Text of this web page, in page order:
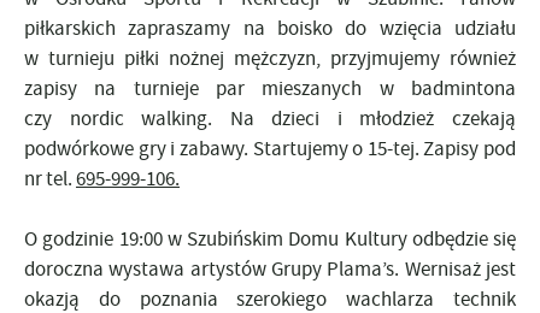
piłkarskich zapraszamy na boisko do wzięcia udziału
w turnieju piłki nożnej mężczyzn, przyjmujemy również
zapisy na turnieje par mieszanych w badmintona
czy nordic walking. Na dzieci i młodzież czekają
podwórkowe gry i zabawy. Startujemy o 15-tej. Zapisy pod
nr tel.695-999-106.
O godzinie 19:00 w Szubińskim Domu Kultury odbędzie się
doroczna wystawa artystów Grupy Plama’s. Wernisaż jest
okazją do poznania szerokiego wachlarza technik